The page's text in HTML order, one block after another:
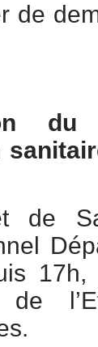
de
du
de
de